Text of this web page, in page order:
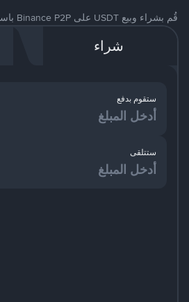
قُم بشراء وبيع USDT على Binance P2P باستخدام العديد من طرق الدفع
شراء
ستقوم بدفع
ستتلقى